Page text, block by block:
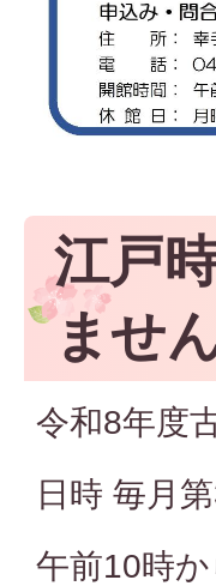
江戸
ませ
令和8年度
日時 毎月
午前10時